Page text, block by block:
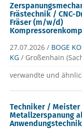
Frästechnik / CNC-
Fräser (m/w/d)
27.07.2026 / BOGE
KG / Großenhain
verwandte und
Techniker / Meister
Metallzerspanung